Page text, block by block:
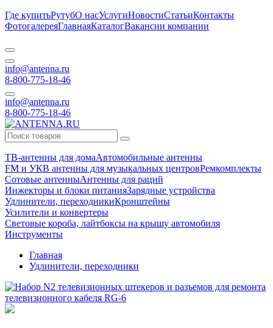
Где купитьРутубО насУслугиНовостиСтатьиКонтакты
ФотогалереяГлавнаяКаталогВакансии компании
info@antenna.ru
8-800-775-18-46
info@antenna.ru
8-800-775-18-46
ТВ-антенны для домаАвтомобильные антенны
FM и УКВ антенны для музыкальных центровРемкомплекты
Сотовые антенныАнтенны для раций
Инжекторы и блоки питанияЗарядные устройства
Удлинители, переходникиКронштейны
Усилители и конвертеры
Световые короба, лайтбоксы на крышу автомобиля
Инструменты
Главная
Удлинители, переходники